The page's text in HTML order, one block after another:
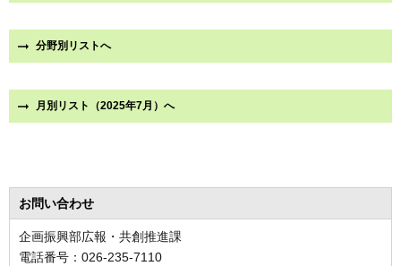
分野別リストへ
月別リスト（2025年7月）へ
お問い合わせ
企画振興部広報・共創推進課
電話番号：026-235-7110